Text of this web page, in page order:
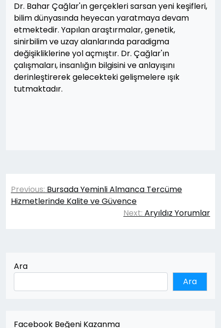
Dr. Bahar Çağlar'ın gerçekleri sarsan yeni keşifleri,
bilim dünyasında heyecan yaratmaya devam
etmektedir. Yapılan araştırmalar, genetik,
sinirbilim ve uzay alanlarında paradigma
değişikliklerine yol açmıştır. Dr. Çağlar'ın
çalışmaları, insanlığın bilgisini ve anlayışını
derinleştirerek gelecekteki gelişmelere ışık
tutmaktadır.
Yazı
gezinmesi
Previous: Bursada Yeminli Almanca Tercüme
Hizmetlerinde Kalite ve Güvence
Next: Aryıldız Yorumlar
Ara
Ara
Facebook Beğeni Kazanma